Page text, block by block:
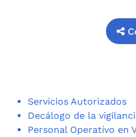
Servicios Autorizados
Decálogo de la
Personal Operativo en